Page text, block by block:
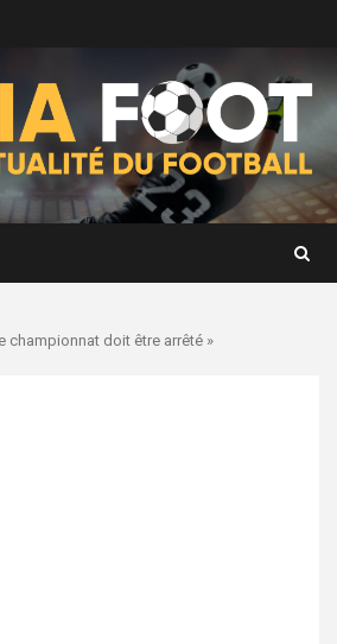
championnat doit être arrêté »